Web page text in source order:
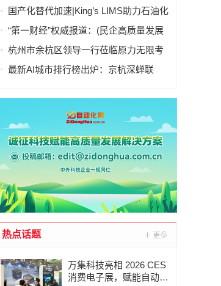
产业高质量发展行动计划（2026～2027
国产化替代加速|King’s LIMS助力石油化
工行业数字化转型与高质量发展
“第一财经”权威报道：(民企高质量发展
调研)给机械臂装上轮子和大脑，工业机
杭州市余杭区领导一行莅临原力无限考
察指导，共话具身智能产业高质量发展
最新AI城市排行榜出炉：京杭深蝉联
热点话题
万集科技亮相 2026 CES
消费电子展，赋能自动驾